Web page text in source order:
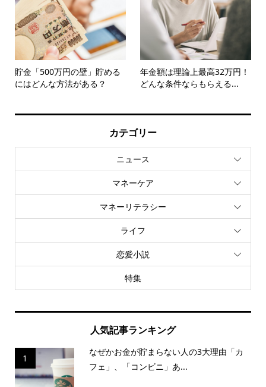
貯金「500万円の壁」貯める
にはどんな方法がある？
年金額は理論上最高32万円！
どんな条件ならもらえる...
カテゴリー
ニュース
マネーケア
マネーリテラシー
ライフ
恋愛小説
特集
人気記事ランキング
1
なぜかお金が貯まらない人の3大理由「カ
フェ」、「コンビニ」あ...